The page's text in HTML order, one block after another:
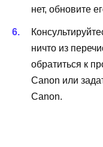
нет, обновите
ничто из
обратиться к
Canon или
Canon.